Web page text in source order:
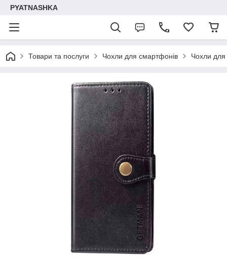
PYATNASHKA
Товари та послуги Чохли для смартфонів Чохли